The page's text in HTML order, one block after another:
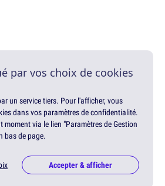
par vos choix de cookies
un service tiers. Pour l'afficher, vous
dans vos paramètres de confidentialité.
moment via le lien "Paramètres de Gestion
bas de page.
Accepter & afficher